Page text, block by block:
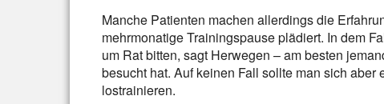
Manche Patienten machen allerdings die
mehrmonatige Trainingspause plädiert. In dem
um Rat bitten, sagt Herwegen – am besten
besucht hat. Auf keinen Fall sollte man sich
lostrainieren.